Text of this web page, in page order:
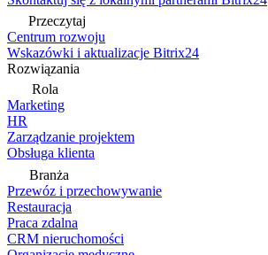
Przeczytaj
Centrum rozwoju
Wskazówki i aktualizacje Bitrix24
Rozwiązania
Rola
Marketing
HR
Zarządzanie projektem
Obsługa klienta
Branża
Przewóz i przechowywanie
Restauracja
Praca zdalna
CRM nieruchomości